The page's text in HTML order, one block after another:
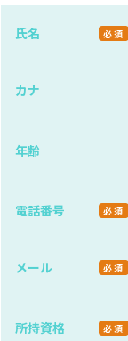
氏名 必須
カナ
年齢
電話番号 必須
メール 必須
所持資格 必須